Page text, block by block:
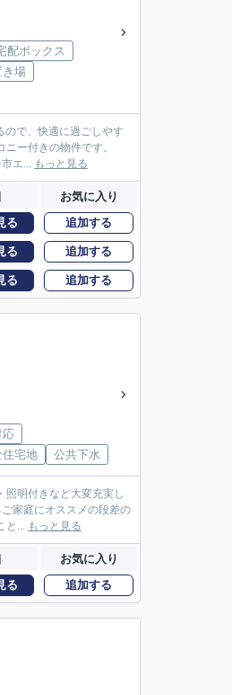
配ボックス
き場
ので、快適に過ごしやす
ー付きの物件です。
エ... もっと見る
お気に入り
る 追加する
る 追加する
る 追加する
応
住宅地 公共下水
照明付きなど大変充実し
家庭にオススメの段差の
と... もっと見る
お気に入り
る 追加する